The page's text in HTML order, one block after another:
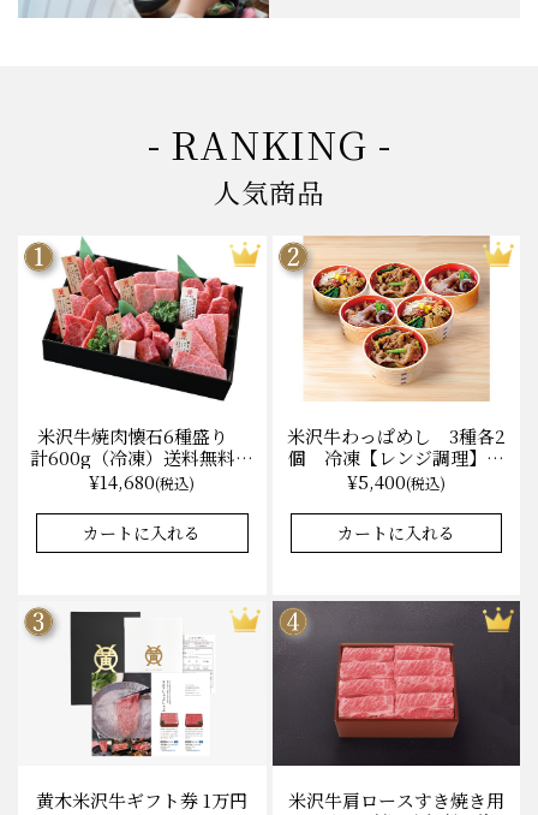
- RANKING -
人気商品
米沢牛焼肉懐石6種盛り
計600g（冷凍）送料無料
化粧箱入
¥14,680(税込)
★★★★★
★★★★★ 4.9 40件
カートに入れる
米沢牛わっぱめし 3種各2
個 冷凍【レンジ調理】化
粧箱入
¥5,400(税込)
★★★★★
★★★★★ 4.6 31件
カートに入れる